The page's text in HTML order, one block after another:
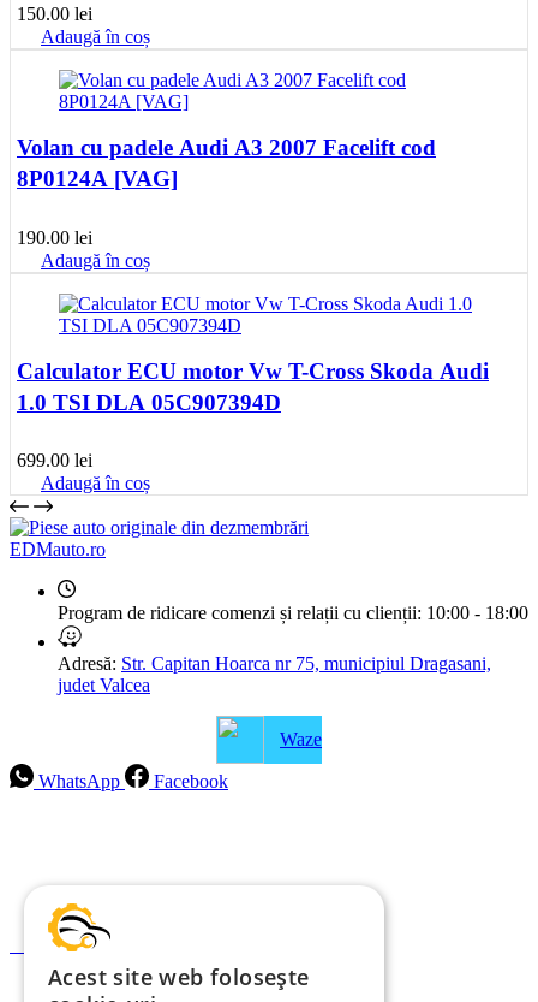
150.00 lei
Adaugă în coș
Volan cu padele Audi A3 2007 Facelift cod
8P0124A [VAG]
190.00 lei
Adaugă în coș
Calculator ECU motor Vw T-Cross Skoda Audi
1.0 TSI DLA 05C907394D
699.00 lei
Adaugă în coș
EDMauto.ro
Program de ridicare comenzi și relații cu clienții: 10:00 - 18:00
Adresă: Str. Capitan Hoarca nr 75, municipiul Dragasani,
judet Valcea
Waze
WhatsApp
Facebook
Politica de ramburs și retur
Formular de retur
GaranțiiAcest site web folosește